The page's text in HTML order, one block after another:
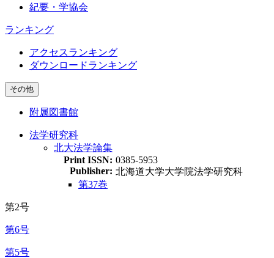
紀要・学協会
ランキング
アクセスランキング
ダウンロードランキング
その他
附属図書館
法学研究科
北大法学論集
Print ISSN: 0385-5953
Publisher: 北海道大学大学院法学研究科
第37巻
第2号
第6号
第5号